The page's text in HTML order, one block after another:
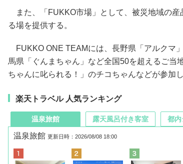
また、「FUKKO市場」として、被災地域の産
る場を提供する。
FUKKO ONE TEAMには、長野県「アルクマ
馬県「ぐんまちゃん」など全国50を超えるご当
ちゃんに叱られる！」のチコちゃんなどが参加し
楽天トラベル 人気ランキング
温泉旅館
温泉旅館 更新日時：2026/08/08 18:00
露天風呂付き客室 都内